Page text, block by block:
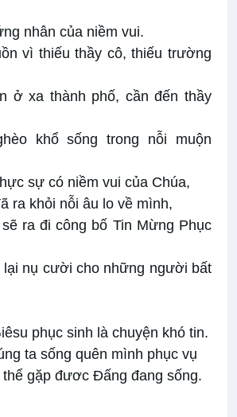
nhân của niềm vui.
vì thiếu thầy cô, thiếu trường
ở xa thành phố, cần đến thầy
khổ sống trong nỗi muộn
sự có niềm vui của Chúa,
ra khỏi nỗi âu lo về mình,
ra đi công bố Tin Mừng Phục
lại nụ cười cho những người bất
phục sinh là chuyện khó tin.
ta sống quên mình phục vụ
gặp đươc Ðấng đang sống.